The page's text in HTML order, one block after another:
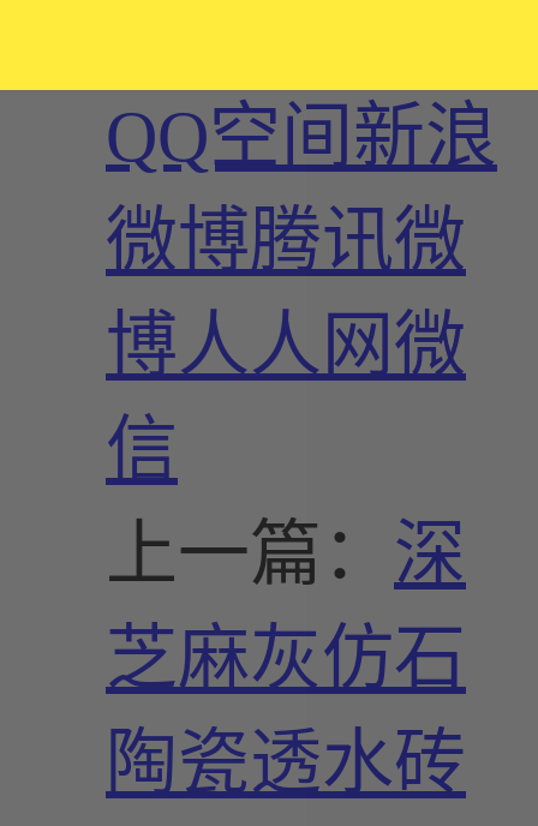
QQ空间新浪
微博腾讯微
博人人网微
信
上一篇： 深
芝麻灰仿石
陶瓷透水砖